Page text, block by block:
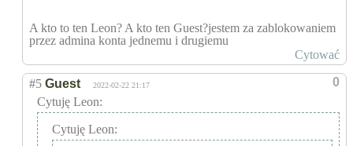
A kto to ten Leon? A kto ten Guest?jestem za zablokowaniem
przez admina konta jednemu i drugiemu
Cytować
0
#5 Guest 2022-02-22 21:17
Cytuję Leon:
Cytuję Leon: